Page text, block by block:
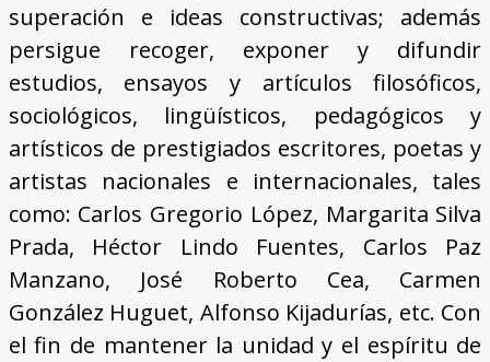
superación e ideas constructivas; además
persigue recoger, exponer y difundir
estudios, ensayos y artículos filosóficos,
sociológicos, lingüísticos, pedagógicos y
artísticos de prestigiados escritores, poetas y
artistas nacionales e internacionales, tales
como: Carlos Gregorio López, Margarita Silva
Prada, Héctor Lindo Fuentes, Carlos Paz
Manzano, José Roberto Cea, Carmen
González Huguet, Alfonso Kijadurías, etc. Con
el fin de mantener la unidad y el espíritu de